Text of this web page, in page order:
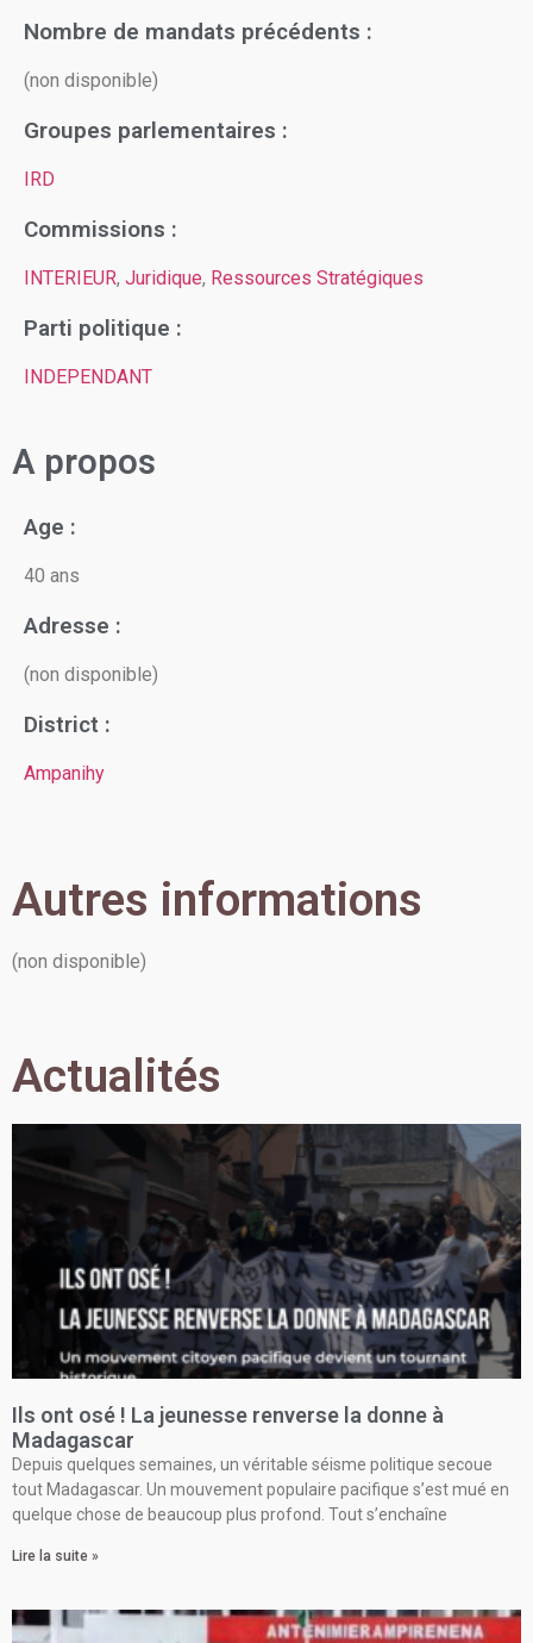
Nombre de mandats précédents :
(non disponible)
Groupes parlementaires :
IRD
Commissions :
INTERIEUR, Juridique, Ressources Stratégiques
Parti politique :
INDEPENDANT
A propos
Age :
40 ans
Adresse :
(non disponible)
District :
Ampanihy
Autres informations
(non disponible)
Actualités
Ils ont osé ! La jeunesse renverse la donne à
Madagascar
Depuis quelques semaines, un véritable séisme politique secoue
tout Madagascar. Un mouvement populaire pacifique s’est mué en
quelque chose de beaucoup plus profond. Tout s’enchaîne
Lire la suite »